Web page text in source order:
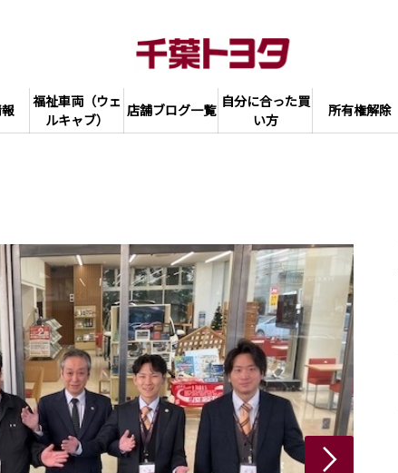
福祉車両（ウェ
ルキャブ）
店舗ブログ一覧 自分に合った買
い方
所有権解除